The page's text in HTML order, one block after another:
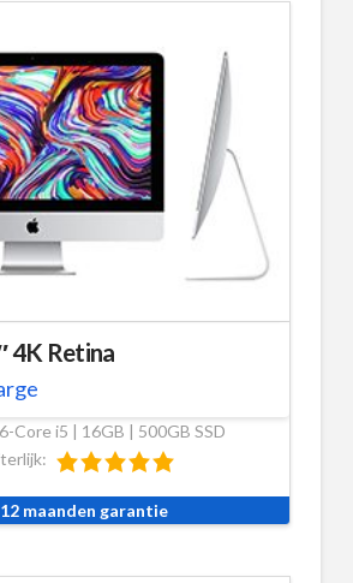
4K Retina
Core i5 | 16GB | 500GB SSD
12 maanden garantie